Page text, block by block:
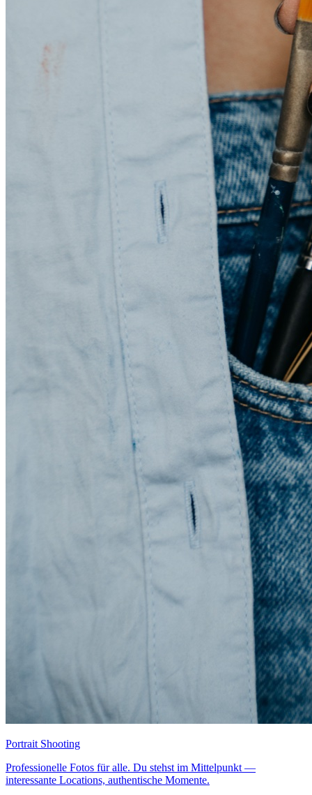
Portrait Shooting
Professionelle Fotos für alle. Du stehst im Mittelpunkt —
interessante Locations, authentische Momente.